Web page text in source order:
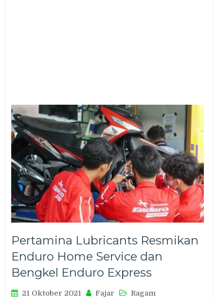
Pertamina Lubricants Resmikan
Enduro Home Service dan
Bengkel Enduro Express
21 Oktober 2021 Fajar Ragam